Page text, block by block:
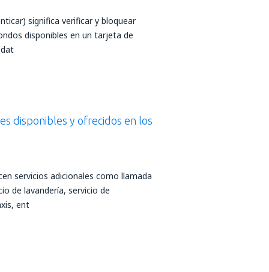
significa verificar y bloquear
disponibles en un tarjeta de
disponibles y ofrecidos en los
servicios adicionales como llamada
de lavandería, servicio de
ent